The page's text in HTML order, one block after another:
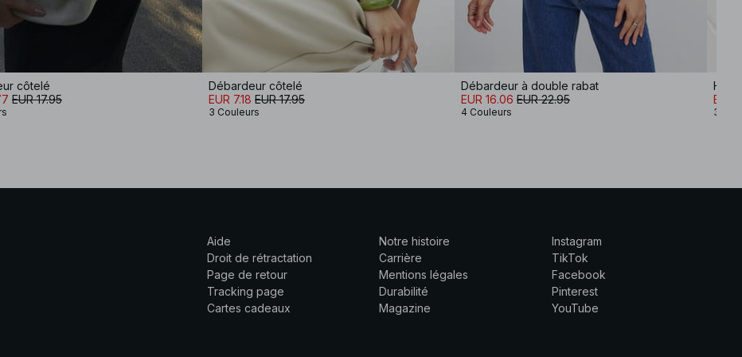
côtelé
EUR 17.95
Débardeur côtelé
EUR 7.18 EUR 17.95
3 Couleurs
Débardeur à double rabat
EUR 16.06 EUR 22.95
4 Couleurs
Haut
EUR
3
Aide
Droit de rétractation
Page de retour
Tracking page
Cartes cadeaux
Notre histoire
Carrière
Mentions légales
Durabilité
Magazine
Instagram
TikTok
Facebook
Pinterest
YouTube